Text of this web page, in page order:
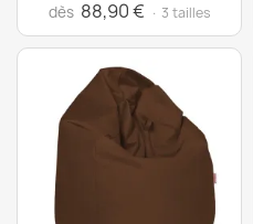
dès 88,90 € · 3 tailles